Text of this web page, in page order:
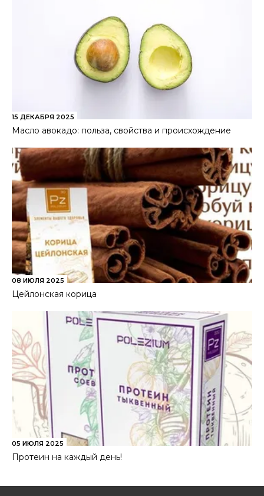
15 ДЕКАБРЯ 2025
Масло авокадо: польза, свойства и происхождение
08 ИЮЛЯ 2025
Цейлонская корица
05 ИЮЛЯ 2025
Протеин на каждый день!